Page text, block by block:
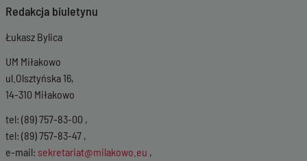
Redakcja biuletynu
Łukasz Bylica
UM Miłakowo
ul.Olsztyńska 16,
14-310 Miłakowo
tel: (89) 757-83-00 ,
tel: (89) 757-83-47 ,
e-mail: sekretariat@milakowo.eu ,